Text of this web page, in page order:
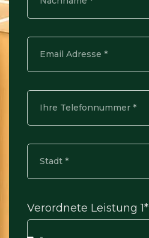
Verordnete Leistung 1*